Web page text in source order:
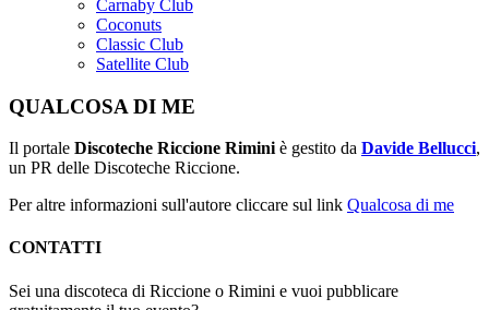
Carnaby Club
Coconuts
Classic Club
Satellite Club
QUALCOSA DI ME
Il portale Discoteche Riccione Rimini è gestito da Davide Bellucci,
un PR delle Discoteche Riccione.
Per altre informazioni sull'autore cliccare sul link Qualcosa di me
CONTATTI
Sei una discoteca di Riccione o Rimini e vuoi pubblicare